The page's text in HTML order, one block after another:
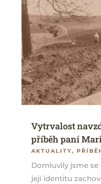
Vytrvalost
příběh paní
AKTUALITY,
Domluvily jsme
její identitu